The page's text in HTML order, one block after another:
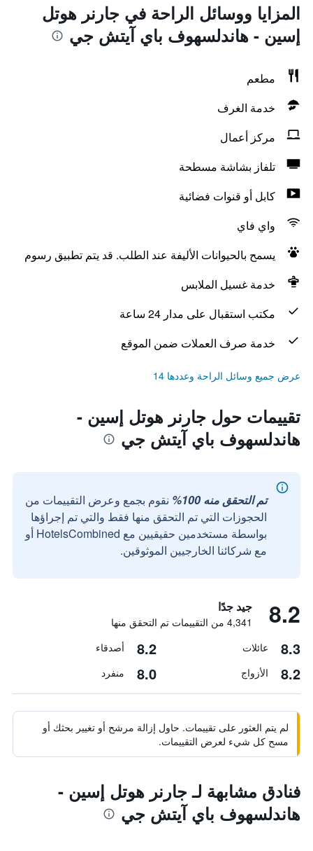
المزايا ووسائل الراحة في جارنر هوتل
إسين - هاندلسهوف باي آيتش جي
مطعم
خدمة الغرف
مركز أعمال
تلفاز بشاشة مسطحة
كابل أو قنوات فضائية
واي فاي
يسمح بالحيوانات الأليفة عند الطلب. قد يتم تطبيق رسوم
خدمة غسيل الملابس
مكتب استقبال على مدار 24 ساعة
خدمة صرف العملات ضمن الموقع
عرض جميع وسائل الراحة وعددها 14
تقييمات حول جارنر هوتل إسين -
هاندلسهوف باي آيتش جي
تم التحقق منه 100%
نقوم بجمع وعرض التقييمات من
الحجوزات التي تم التحقق منها فقط والتي تم إجراؤها
بواسطة مستخدمين حقيقيين مع HotelsCombined أو
مع شركائنا الخارجيين الموثوقين.
8.2 جيد جدًا
4,341 من التقييمات تم التحقق منها
8.3 عائلات 8.2 أصدقاء
8.2 الأزواج 8.0 منفرد
لم يتم العثور على تقييمات. حاول إزالة مرشح أو تغيير بحثك أو
مسح كل شيء لعرض التقييمات.
فنادق مشابهة لـ جارنر هوتل إسين -
هاندلسهوف باي آيتش جي